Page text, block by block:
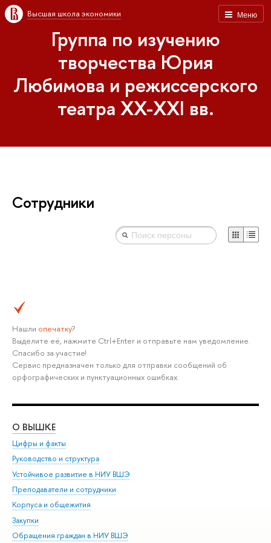
Меню
Высшая школа экономики
Группа по изучению
творчества Юрия
Любимова и режиссерского
театра XX-XXI вв.
Сотрудники
Нашли опечатку?
Выделите её, нажмите Ctrl+Enter и отправьте нам уведомление.
Спасибо за участие!
Сервис предназначен только для отправки сообщений об
орфографических и пунктуационных ошибках.
О ВЫШКЕ
Цифры и факты
Руководство и структура
Устойчивое развитие в НИУ ВШЭ
Преподаватели и сотрудники
Корпуса и общежития
Закупки
Обращения граждан в НИУ ВШЭ